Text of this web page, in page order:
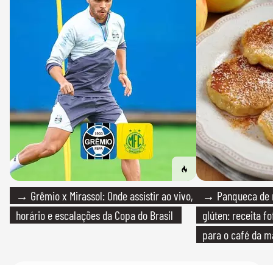
→ Grêmio x Mirassol: Onde assistir ao vivo,
horário e escalações da Copa do Brasil
→ Panqueca de
glúten: receita
para o café da